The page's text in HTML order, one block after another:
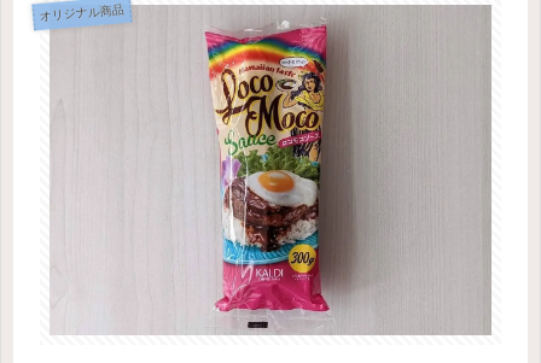
オリジナル商品